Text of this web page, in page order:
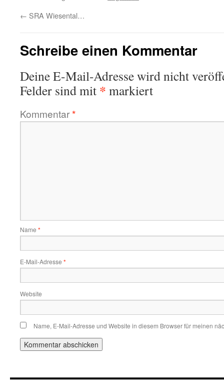
← SRA Wiesental…
Schreibe einen Kommentar
Deine E-Mail-Adresse wird nicht
Felder sind mit * markiert
Kommentar*
Name *
E-Mail-Adresse *
Website
Name, E-Mail-Adresse und Website in diesem Browser für meinen